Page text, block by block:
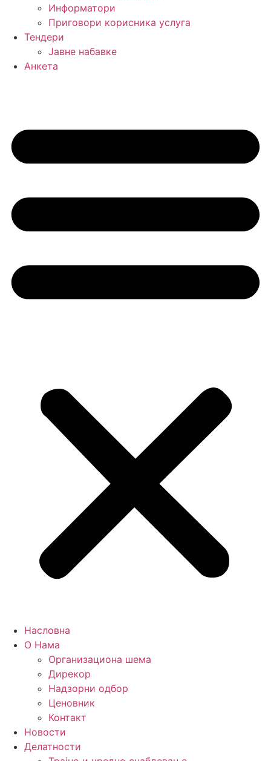
Информатори
Приговори корисника услуга
Тендери
Јавне набавке
Анкета
Насловна
О Нама
Организациона шема
Дирекор
Надзорни одбор
Ценовник
Контакт
Новости
Делатности